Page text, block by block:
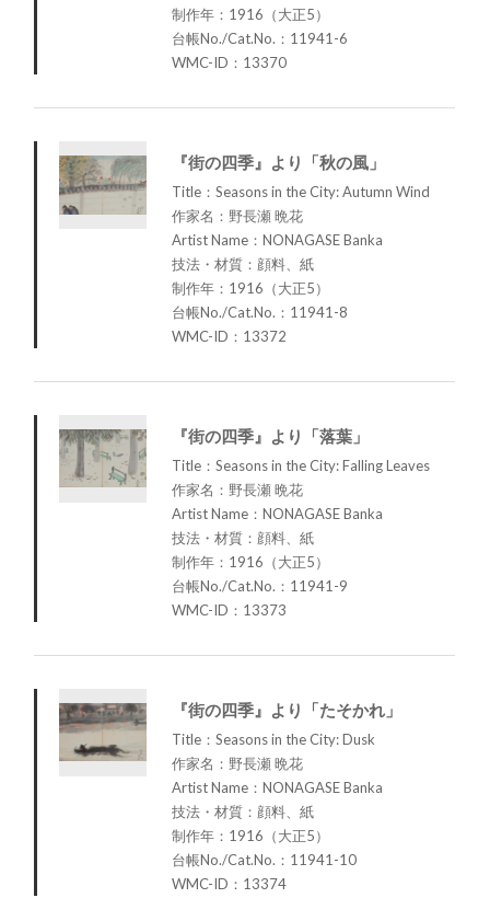
制作年：1916（大正5）
台帳No./Cat.No.：11941-6
WMC-ID：13370
『街の四季』より「秋の風」
Title：Seasons in the City: Autumn Wind
作家名：野長瀬 晩花
Artist Name：NONAGASE Banka
技法・材質：顔料、紙
制作年：1916（大正5）
台帳No./Cat.No.：11941-8
WMC-ID：13372
『街の四季』より「落葉」
Title：Seasons in the City: Falling Leaves
作家名：野長瀬 晩花
Artist Name：NONAGASE Banka
技法・材質：顔料、紙
制作年：1916（大正5）
台帳No./Cat.No.：11941-9
WMC-ID：13373
『街の四季』より「たそかれ」
Title：Seasons in the City: Dusk
作家名：野長瀬 晩花
Artist Name：NONAGASE Banka
技法・材質：顔料、紙
制作年：1916（大正5）
台帳No./Cat.No.：11941-10
WMC-ID：13374